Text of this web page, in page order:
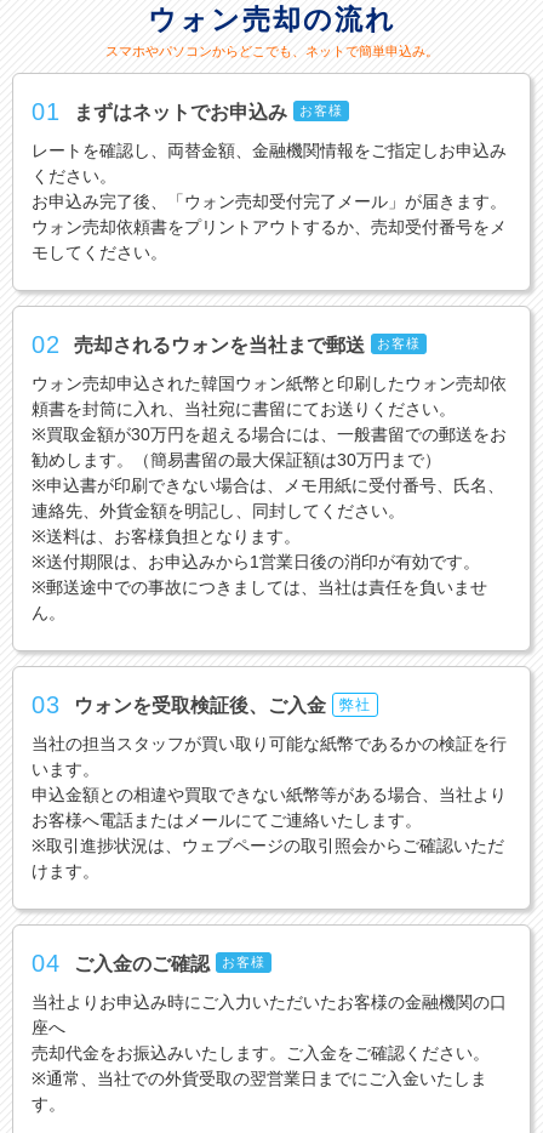
ウォン売却の流れ
スマホやパソコンからどこでも、ネットで簡単申込み。
01 まずはネットでお申込み お客様
レートを確認し、両替金額、金融機関情報をご指定しお申込み
ください。
お申込み完了後、「ウォン売却受付完了メール」が届きます。
ウォン売却依頼書をプリントアウトするか、売却受付番号をメ
モしてください。
02 売却されるウォンを当社まで郵送 お客様
ウォン売却申込された韓国ウォン紙幣と印刷したウォン売却依
頼書を封筒に入れ、当社宛に書留にてお送りください。
※買取金額が30万円を超える場合には、一般書留での郵送をお
勧めします。（簡易書留の最大保証額は30万円まで）
※申込書が印刷できない場合は、メモ用紙に受付番号、氏名、
連絡先、外貨金額を明記し、同封してください。
※送料は、お客様負担となります。
※送付期限は、お申込みから1営業日後の消印が有効です。
※郵送途中での事故につきましては、当社は責任を負いませ
ん。
03 ウォンを受取検証後、ご入金 弊社
当社の担当スタッフが買い取り可能な紙幣であるかの検証を行
います。
申込金額との相違や買取できない紙幣等がある場合、当社より
お客様へ電話またはメールにてご連絡いたします。
※取引進捗状況は、ウェブページの取引照会からご確認いただ
けます。
04 ご入金のご確認 お客様
当社よりお申込み時にご入力いただいたお客様の金融機関の口
座へ
売却代金をお振込みいたします。ご入金をご確認ください。
※通常、当社での外貨受取の翌営業日までにご入金いたしま
す。